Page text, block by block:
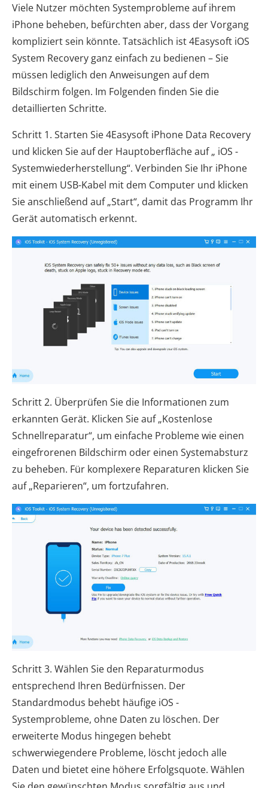
Viele Nutzer möchten Systemprobleme auf ihrem
iPhone beheben, befürchten aber, dass der Vorgang
kompliziert sein könnte. Tatsächlich ist 4Easysoft iOS
System Recovery ganz einfach zu bedienen – Sie
müssen lediglich den Anweisungen auf dem
Bildschirm folgen. Im Folgenden finden Sie die
detaillierten Schritte.
Schritt 1. Starten Sie 4Easysoft iPhone Data Recovery
und klicken Sie auf der Hauptoberfläche auf „ iOS -
Systemwiederherstellung“. Verbinden Sie Ihr iPhone
mit einem USB-Kabel mit dem Computer und klicken
Sie anschließend auf „Start“, damit das Programm Ihr
Gerät automatisch erkennt.
Schritt 2. Überprüfen Sie die Informationen zum
erkannten Gerät. Klicken Sie auf „Kostenlose
Schnellreparatur“, um einfache Probleme wie einen
eingefrorenen Bildschirm oder einen Systemabsturz
zu beheben. Für komplexere Reparaturen klicken Sie
auf „Reparieren“, um fortzufahren.
Schritt 3. Wählen Sie den Reparaturmodus
entsprechend Ihren Bedürfnissen. Der
Standardmodus behebt häufige iOS -
Systemprobleme, ohne Daten zu löschen. Der
erweiterte Modus hingegen behebt
schwerwiegendere Probleme, löscht jedoch alle
Daten und bietet eine höhere Erfolgsquote. Wählen